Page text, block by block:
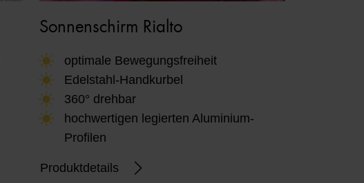
Sonnenschirm Rialto
optimale Bewegungsfreiheit
Edelstahl-Handkurbel
360° drehbar
hochwertigen legierten Aluminium-
Profilen
Produktdetails